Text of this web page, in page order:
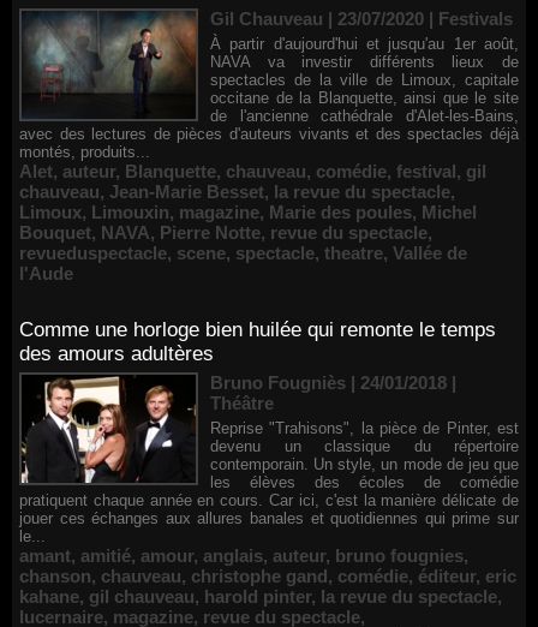
Gil Chauveau | 23/07/2020 | Festivals
À partir d'aujourd'hui et jusqu'au 1er août,
NAVA va investir différents lieux de
spectacles de la ville de Limoux, capitale
occitane de la Blanquette, ainsi que le site
de l'ancienne cathédrale d'Alet-les-Bains,
avec des lectures de pièces d'auteurs vivants et des spectacles déjà
montés, produits...
Alet, auteur, Blanquette, chauveau, comédie, festival, gil
chauveau, Jean-Marie Besset, la revue du spectacle,
Limoux, Limouxin, magazine, Marie des poules, Michel
Bouquet, NAVA, Pierre Notte, revue du spectacle,
revueduspectacle, scene, spectacle, theatre, Vallée de
l'Aude
Comme une horloge bien huilée qui remonte le temps
des amours adultères
Bruno Fougniès | 24/01/2018 |
Théâtre
Reprise "Trahisons", la pièce de Pinter, est
devenu un classique du répertoire
contemporain. Un style, un mode de jeu que
les élèves des écoles de comédie
pratiquent chaque année en cours. Car ici, c'est la manière délicate de
jouer ces échanges aux allures banales et quotidiennes qui prime sur
le...
amant, amitié, amour, anglais, auteur, bruno fougnies,
chanson, chauveau, christophe gand, comédie, éditeur, eric
kahane, gil chauveau, harold pinter, la revue du spectacle,
lucernaire, magazine, revue du spectacle,